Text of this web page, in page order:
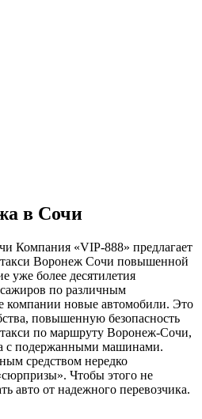
в Сочи
Компания «VIP-888» предлагает
такси Воронеж Сочи повышенной
уже более десятилетия
по различным
компании новые автомобили. Это
повышенную безопасность
по маршруту Воронеж-Сочи,
с подержанными машинами.
средством нередко
Чтобы этого не
авто от надежного перевозчика.